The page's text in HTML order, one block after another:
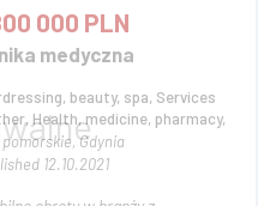
A1. Obiekt jest przystosowany
niepełnosprawnych z
windą. W podziemiach
znajduje się hala g...
000 PLN
medyczna
beauty, spa, Services
Health, medicine, pharmacy,
pomorskie, Gdynia
12.10.2021